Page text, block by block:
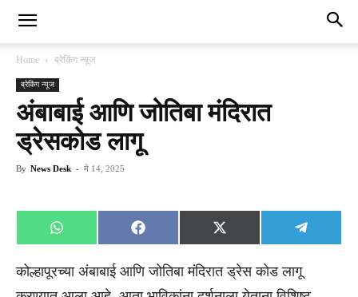
Home ब्रेकिंग न्यूज
ब्रेकिंग न्यूज
अंबाबाई आणि जोतिबा मंदिरात
ड्रेसकोड लागू
By News Desk - मे 14, 2025
Share
on
WhatsApp
Share
on
Facebook
Share
on
X
(Twitter)
Share
on
कोल्हापूरच्या अंबाबाई आणि जोतिबा मंदिरात ड्रेस कोड लागू